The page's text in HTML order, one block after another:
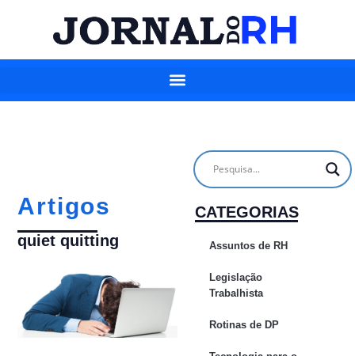
Artigos
quiet quitting
CATEGORIAS
Assuntos de RH
Legislação
Trabalhista
Rotinas de DP